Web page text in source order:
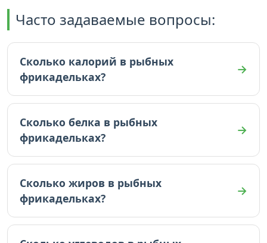
Часто задаваемые вопросы:
Сколько калорий в рыбных
фрикадельках?
В рыбных фрикадельках 152.6 ккал (на 100г).
Сколько белка в рыбных
фрикадельках?
В рыбных фрикадельках 21.6 граммов белка (на
100г).
Сколько жиров в рыбных
фрикадельках?
В рыбных фрикадельках 6.7 граммов жиров (на
100г).